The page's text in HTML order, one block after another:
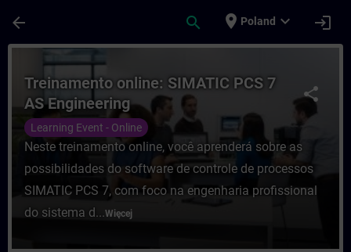
arrow_back search place Poland expand_more login
Kurs - Treinamento online: SIMATIC
share
Treinamento online: SIMATIC PCS 7
AS Engineering
Learning Event - Online
Neste treinamento online, você aprenderá sobre as
possibilidades do software de controle de processos
SIMATIC PCS 7, com foco na engenharia profissional
do sistema d...Więcej